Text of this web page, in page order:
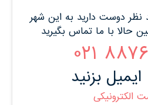
دوست دارید به این شهر
حالا با ما تماس بگیرید
بزنید